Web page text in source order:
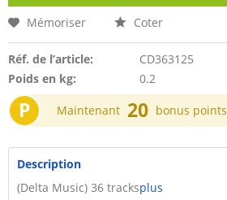
Mémoriser Coter
Réf. de l’article:
CD363125
Poids en kg:
0.2
P Maintenant 20 bonus points
Description
(Delta Music) 36 tracksplus